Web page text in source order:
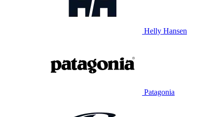
Helly Hansen
Patagonia